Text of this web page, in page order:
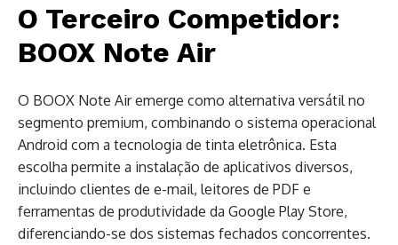
O Terceiro Competidor:
BOOX Note Air
O BOOX Note Air emerge como alternativa versátil no
segmento premium, combinando o sistema operacional
Android com a tecnologia de tinta eletrônica. Esta
escolha permite a instalação de aplicativos diversos,
incluindo clientes de e-mail, leitores de PDF e
ferramentas de produtividade da Google Play Store,
diferenciando-se dos sistemas fechados concorrentes.